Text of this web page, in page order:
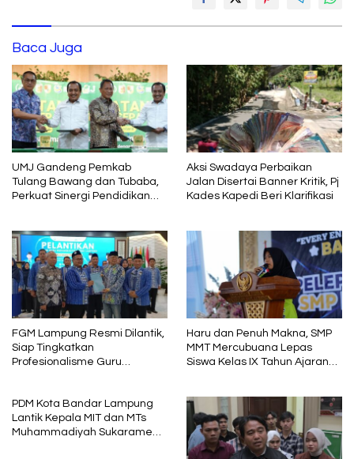
Baca Juga
UMJ Gandeng Pemkab
Tulang Bawang dan Tubaba,
Perkuat Sinergi Pendidikan
Aksi Swadaya Perbaikan
Jalan Disertai Banner Kritik, Pj
Kades Kapedi Beri Klarifikasi
FGM Lampung Resmi Dilantik,
Siap Tingkatkan
Profesionalisme Guru
Haru dan Penuh Makna, SMP
MMT Mercubuana Lepas
Siswa Kelas IX Tahun Ajaran
PDM Kota Bandar Lampung
Lantik Kepala MIT dan MTs
Muhammadiyah Sukarame